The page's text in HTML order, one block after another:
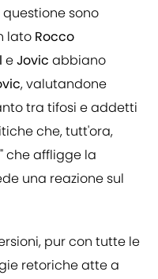
questione sono
lato Rocco
eJovic abbiano
, valutandone
tra tifosi e addetti
che, tutt'ora,
che affligge la
una reazione sul
pur con tutte le
retoriche atte a